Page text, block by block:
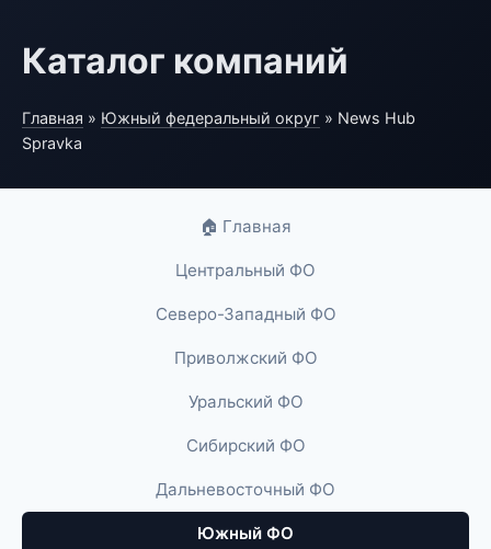
Каталог компаний
Главная » Южный федеральный округ » News Hub
Spravka
🏠 Главная
Центральный ФО
Северо-Западный ФО
Приволжский ФО
Уральский ФО
Сибирский ФО
Дальневосточный ФО
Южный ФО